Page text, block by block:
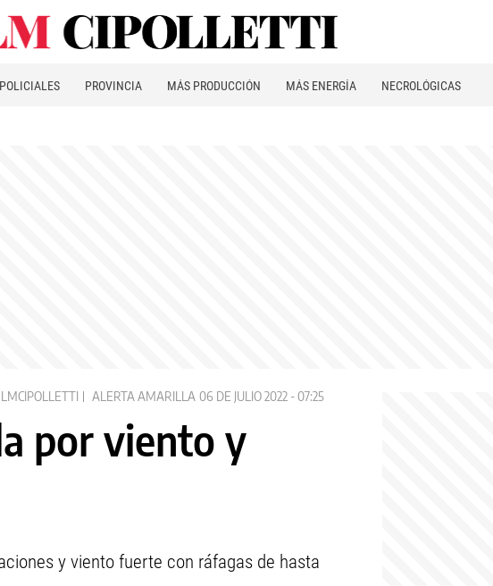
POLICIALES PROVINCIA MÁS PRODUCCIÓN MÁS ENERGÍA NECROLÓGICAS
LMCIPOLLETTI ALERTA AMARILLA 06 DE JULIO 2022 - 07:25
por viento y
y viento fuerte con ráfagas de hasta